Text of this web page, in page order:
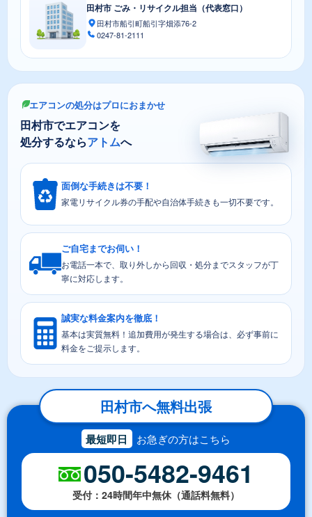
田村市 ごみ・リサイクル担当（代表窓口）
田村市船引町船引字畑添76-2
0247-81-2111
エアコンの処分はプロにおまかせ
田村市でエアコンを
処分するならアトムへ
面倒な手続きは不要！
家電リサイクル券の手配や自治体手続きも一切不要です。
ご自宅までお伺い！
お電話一本で、取り外しから回収・処分までスタッフが丁
寧に対応します。
誠実な料金案内を徹底！
基本は実質無料！追加費用が発生する場合は、必ず事前に
料金をご提示します。
田村市へ無料出張
最短即日 お急ぎの方はこちら
050-5482-9461
受付：24時間年中無休（通話料無料）